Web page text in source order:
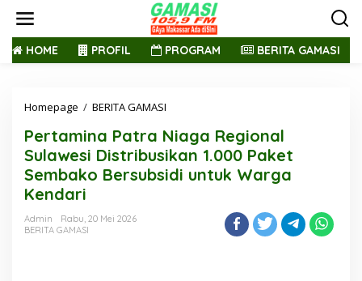
HOME PROFIL PROGRAM BERITA GAMASI
Homepage / BERITA GAMASI
r
t
a
m
Pertamina Patra Niaga Regional
Sulawesi Distribusikan 1.000 Paket
Sembako Bersubsidi untuk Warga
Kendari
Admin
Rabu, 20 Mei 2026
BERITA GAMASI